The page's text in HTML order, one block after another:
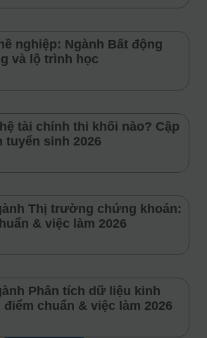
nghiệp: Ngành Bất động
và lộ trình học
tài chính thi khối nào? Cập
sinh 2026
Thị trường chứng khoán:
& việc làm 2026
Phân tích dữ liệu kinh
chuẩn & việc làm 2026